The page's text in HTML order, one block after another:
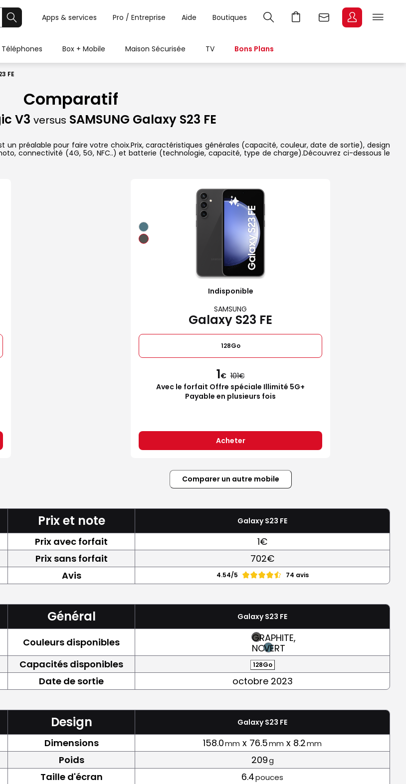
Apps & services Pro / Entreprise Aide Boutiques
Téléphones Box + Mobile Maison Sécurisée TV Bons Plans
FE
Comparatif
V3 versus SAMSUNG Galaxy S23 FE
un préalable pour faire votre choix.Prix, caractéristiques générales (capacité, couleur, date de sortie), design
connectivité (4G, 5G, NFC..) et batterie (technologie, capacité, type de charge).Découvrez ci-dessous le
Indisponible
SAMSUNG
Galaxy S23 FE
128Go
1€ 101
Avec le forfait Offre spéciale Illimité 5G+
Payable en plusieurs fois
Acheter
Comparer un autre mobile
Prix et note Galaxy S23 FE
Prix avec forfait
1€
Prix sans forfait 702€
Avis 4.54/5 74 avis
Général Galaxy S23 FE
Couleurs disponibles
GRAPHITE,
NOIRVERT
Capacités disponibles 128Go
Date de sortie octobre 2023
Design Galaxy S23 FE
Dimensions 158.0mm x 76.5mm x 8.2mm
Poids 209g
Taille d'écran 6.4pouces